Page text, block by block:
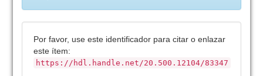
Por favor, use este identificador para citar o enlazar
este ítem:
https://hdl.handle.net/20.500.12104/83347